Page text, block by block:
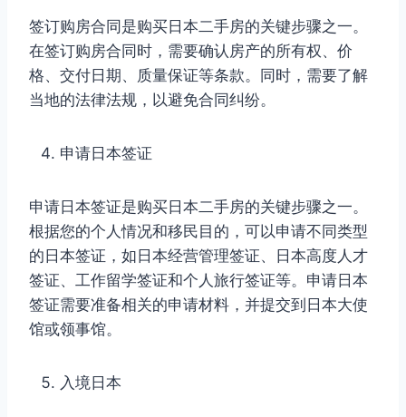
签订购房合同是购买日本二手房的关键步骤之一。
在签订购房合同时，需要确认房产的所有权、价
格、交付日期、质量保证等条款。同时，需要了解
当地的法律法规，以避免合同纠纷。
申请日本签证
申请日本签证是购买日本二手房的关键步骤之一。
根据您的个人情况和移民目的，可以申请不同类型
的日本签证，如日本经营管理签证、日本高度人才
签证、工作留学签证和个人旅行签证等。申请日本
签证需要准备相关的申请材料，并提交到日本大使
馆或领事馆。
入境日本